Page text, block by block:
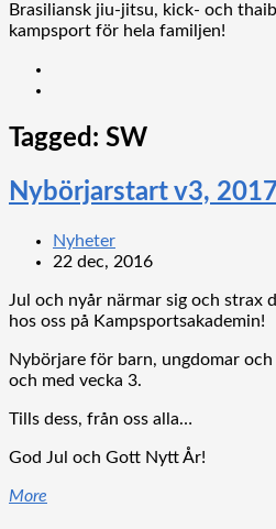
Brasiliansk jiu-jitsu, kick- och
kampsport för hela familjen!
Tagged: SW
Nybörjarstart v3,
Nyheter
22 dec, 2016
Jul och nyår närmar sig och strax
hos oss på Kampsportsakademin!
Nybörjare för barn, ungdomar
och med vecka 3.
Tills dess, från oss alla…
God Jul och Gott Nytt År!
More